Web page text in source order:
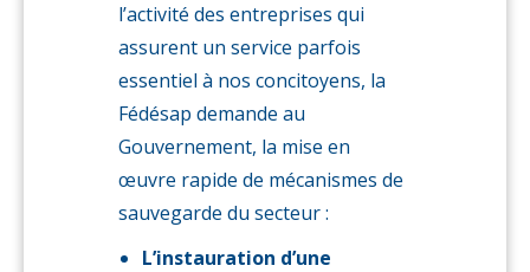
l’activité des entreprises qui
assurent un service parfois
essentiel à nos concitoyens, la
Fédésap demande au
Gouvernement, la mise en
œuvre rapide de mécanismes de
sauvegarde du secteur :
L’instauration d’une